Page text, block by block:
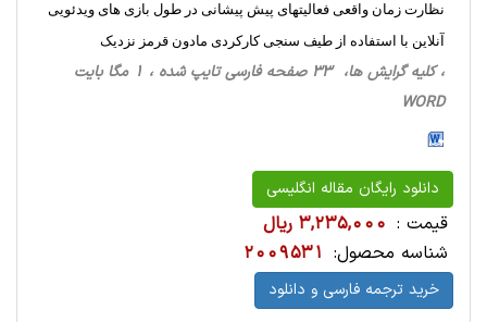
نظارت زمان واقعی فعالیتهای پیش پیشانی در طول بازی های ویدئویی
آنلاین با استفاده از طیف سنجی کارکردی مادون قرمز نزدیک
، کلیه گرایش ها، 33 صفحه فارسی تایپ شده ، 1 مگا بایت
WORD
دانلود رایگان مقاله انگلیسی
قیمت : 3,235,000 ریال
شناسه محصول: 2009531
خرید ترجمه فارسی و دانلود